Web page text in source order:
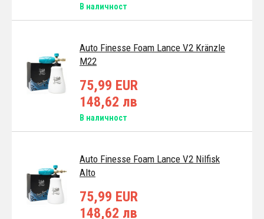
В наличност
Auto Finesse Foam Lance V2 Kränzle
M22
75,99 EUR
148,62 лв
В наличност
Auto Finesse Foam Lance V2 Nilfisk
Alto
75,99 EUR
148,62 лв